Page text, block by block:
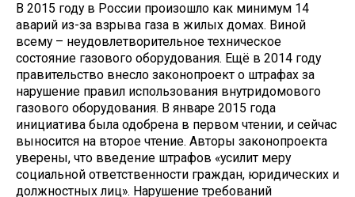
В 2015 году в России произошло как минимум 14
аварий из-за взрыва газа в жилых домах. Виной
всему – неудовлетворительное техническое
состояние газового оборудования. Ещё в 2014 году
правительство внесло законопроект о штрафах за
нарушение правил использования внутридомового
газового оборудования. В январе 2015 года
инициатива была одобрена в первом чтении, и сейчас
выносится на второе чтение. Авторы законопроекта
уверены, что введение штрафов «усилит меру
социальной ответственности граждан, юридических и
должностных лиц». Нарушение требований